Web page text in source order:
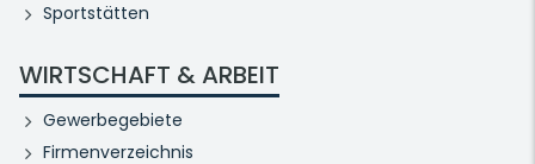
Sportstätten
WIRTSCHAFT & ARBEIT
Gewerbegebiete
Firmenverzeichnis